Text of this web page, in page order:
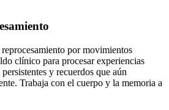
por movimientos
clínico para procesar experiencias
y recuerdos que aún
Trabaja con el cuerpo y la memoria a